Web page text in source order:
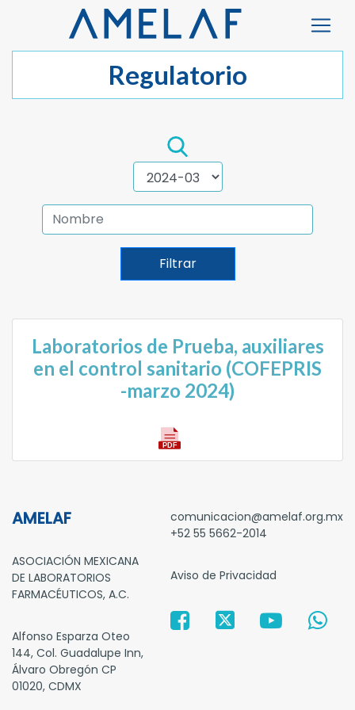
Regulatorio
Filtrar
Laboratorios de Prueba, auxiliares
en el control sanitario (COFEPRIS
-marzo 2024)
AMELAF
ASOCIACIÓN MEXICANA
DE LABORATORIOS
FARMACÉUTICOS, A.C.
Alfonso Esparza Oteo
144, Col. Guadalupe Inn,
Álvaro Obregón CP
01020, CDMX
comunicacion@amelaf.org.mx
+52 55 5662-2014
Aviso de Privacidad